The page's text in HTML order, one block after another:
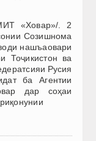
«Ховар»/. 2
Созишнома
нашъаовари
Тоҷикистон ва
Русия
ба Агентии
дар соҳаи